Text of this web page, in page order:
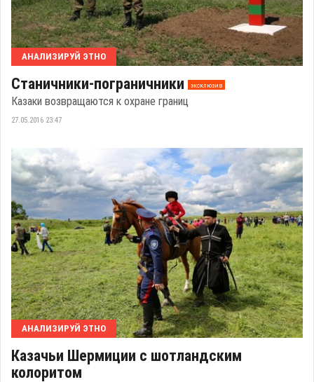
АНАЛИЗИРУЙ ЭТНО
Станичники-пограничники эксклюзив
Казаки возвращаются к охране границ
27.05.2016 23:47
АНАЛИЗИРУЙ ЭТНО
Казачьи Шермиции с шотландским
колоритом